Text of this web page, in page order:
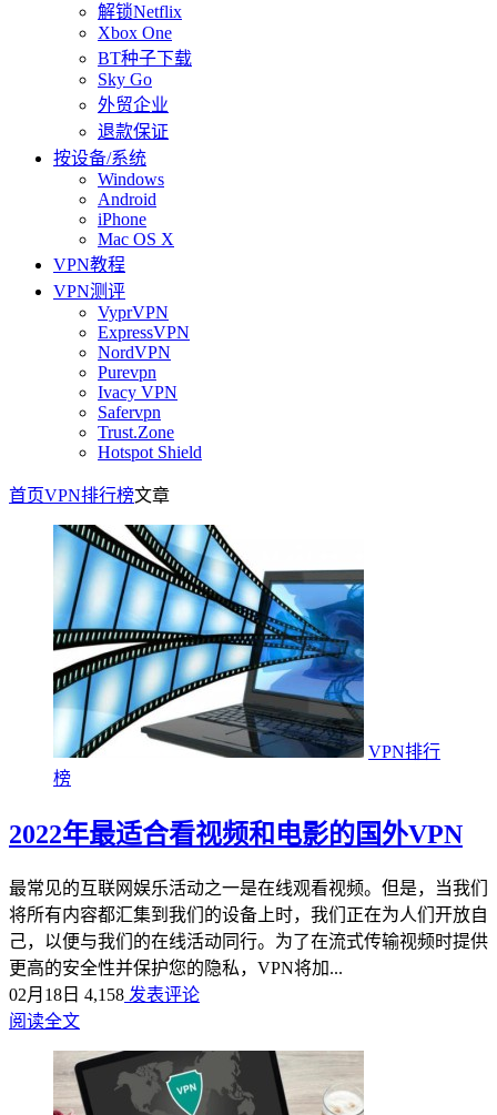
解锁Netflix
Xbox One
BT种子下载
Sky Go
外贸企业
退款保证
按设备/系统
Windows
Android
iPhone
Mac OS X
VPN教程
VPN测评
VyprVPN
ExpressVPN
NordVPN
Purevpn
Ivacy VPN
Safervpn
Trust.Zone
Hotspot Shield
首页VPN排行榜文章
VPN排行
榜
2022年最适合看视频和电影的国外VPN
最常见的互联网娱乐活动之一是在线观看视频。但是，当我们
将所有内容都汇集到我们的设备上时，我们正在为人们开放自
己，以便与我们的在线活动同行。为了在流式传输视频时提供
更高的安全性并保护您的隐私，VPN将加...
02月18日 4,158 发表评论
阅读全文